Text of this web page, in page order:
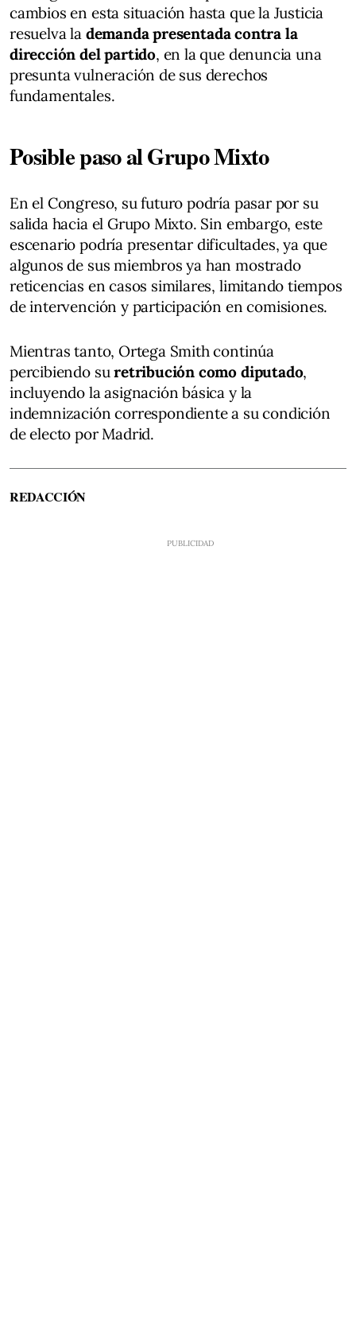
cambios en esta situación hasta que la Justicia
resuelva la demanda presentada contra la
dirección del partido, en la que denuncia una
presunta vulneración de sus derechos
fundamentales.
Posible paso al Grupo Mixto
En el Congreso, su futuro podría pasar por su
salida hacia el Grupo Mixto. Sin embargo, este
escenario podría presentar dificultades, ya que
algunos de sus miembros ya han mostrado
reticencias en casos similares, limitando tiempos
de intervención y participación en comisiones.
Mientras tanto, Ortega Smith continúa
percibiendo suretribución como diputado,
incluyendo la asignación básica y la
indemnización correspondiente a su condición
de electo por Madrid.
REDACCIÓN